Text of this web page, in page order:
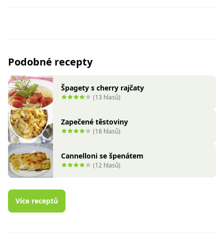
Podobné recepty
Špagety s cherry rajčaty
(13 hlasů)
Zapečené těstoviny
(18 hlasů)
Cannelloni se špenátem
(12 hlasů)
Více receptů